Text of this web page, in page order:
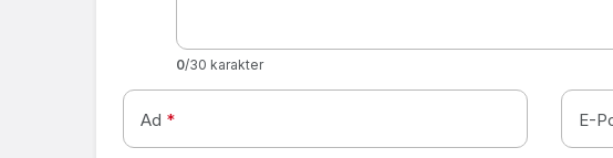
0/30 karakter
Ad * E-